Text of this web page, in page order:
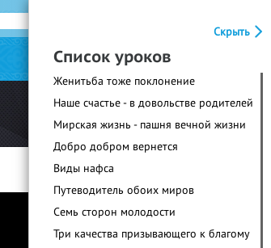
Войти | Регистрация
Скрыть
Список уроков
Женитьба тоже поклонение
Наше счастье - в довольстве родителей
Мирская жизнь - пашня вечной жизни
Добро добром вернется
Виды нафса
Путеводитель обоих миров
Семь сторон молодости
Три качества призывающего к благому